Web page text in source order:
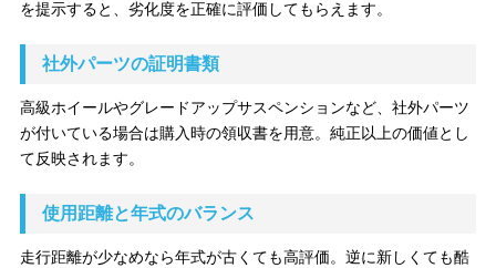
を提示すると、劣化度を正確に評価してもらえます。
社外パーツの証明書類
高級ホイールやグレードアップサスペンションなど、社外パーツ
が付いている場合は購入時の領収書を用意。純正以上の価値とし
て反映されます。
使用距離と年式のバランス
走行距離が少なめなら年式が古くても高評価。逆に新しくても酷